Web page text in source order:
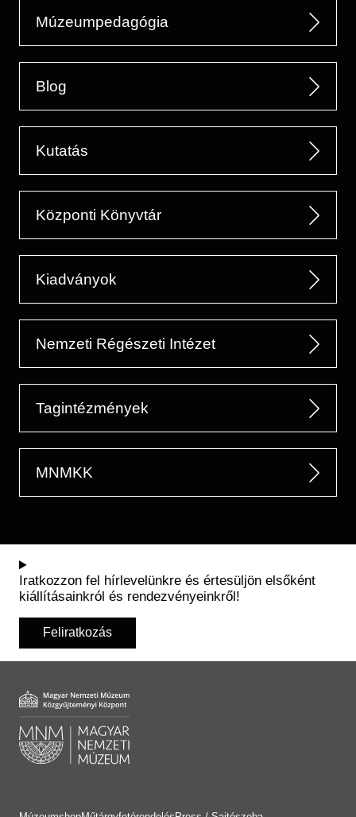
Múzeumpedagógia
Blog
Kutatás
Központi Könyvtár
Kiadványok
Nemzeti Régészeti Intézet
Tagintézmények
MNMKK
Iratkozzon fel hírlevelünkre és értesüljön elsőként
kiállításainkról és rendezvényeinkről!
Feliratkozás